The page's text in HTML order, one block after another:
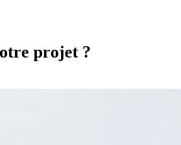
projet ?